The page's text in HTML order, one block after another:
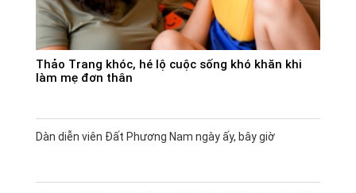
Thảo Trang khóc, hé lộ cuộc sống khó khăn khi
làm mẹ đơn thân
Dàn diễn viên Đất Phương Nam ngày ấy, bây giờ